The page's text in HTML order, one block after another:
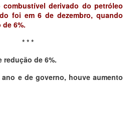
derivado do petróleo
foi em 6 de dezembro, quando
6%.
* * *
redução de 6%.
e de governo, houve aumento